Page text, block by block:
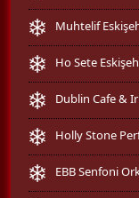
Muhtelif
Ho Sete
Dublin Cafe &
Holly Stone
EBB Senfoni